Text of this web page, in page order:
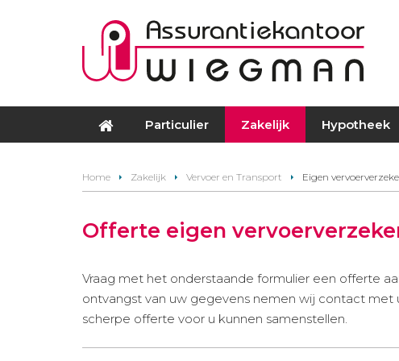
Particulier Zakelijk Hypotheek
Home Zakelijk Vervoer en Transport Eigen
Offerte eigen
Vraag met het onderstaande formulier een offerte
ontvangst van uw gegevens nemen wij contact met
scherpe offerte voor u kunnen samenstellen.